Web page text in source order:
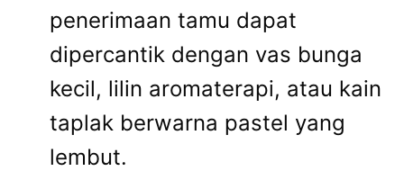
penerimaan tamu dapat
dipercantik dengan vas bunga
kecil, lilin aromaterapi, atau kain
taplak berwarna pastel yang
lembut.